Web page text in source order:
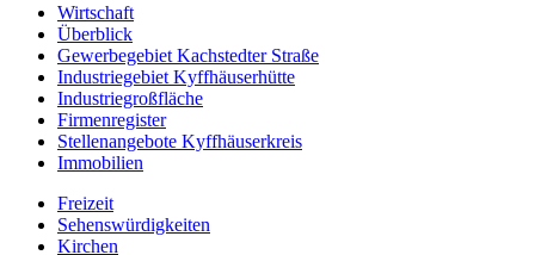
Wirtschaft
Überblick
Gewerbegebiet Kachstedter Straße
Industriegebiet Kyffhäuserhütte
Industriegroßfläche
Firmenregister
Stellenangebote Kyffhäuserkreis
Immobilien
Freizeit
Sehenswürdigkeiten
Kirchen